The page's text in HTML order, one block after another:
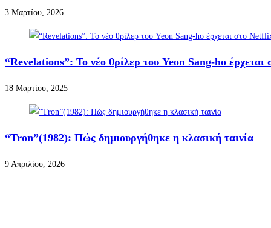
3 Μαρτίου, 2026
“Revelations”: Το νέο θρίλερ του Yeon Sang-ho
18 Μαρτίου, 2025
“Tron”(1982): Πώς δημιουργήθηκε η κλασική ταινία
9 Απριλίου, 2026